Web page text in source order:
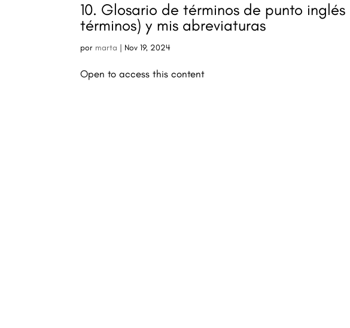
10. Glosario de términos de punto
términos) y mis abreviaturas
por marta | Nov 19, 2024
Open to access this content